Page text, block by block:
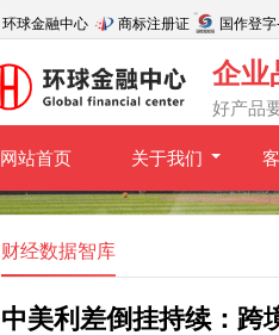
环球金融中心 商标注册证 国作登
企业
好产品
网站首页 关于我们
财经数据智库
中美利差倒挂持续：跨